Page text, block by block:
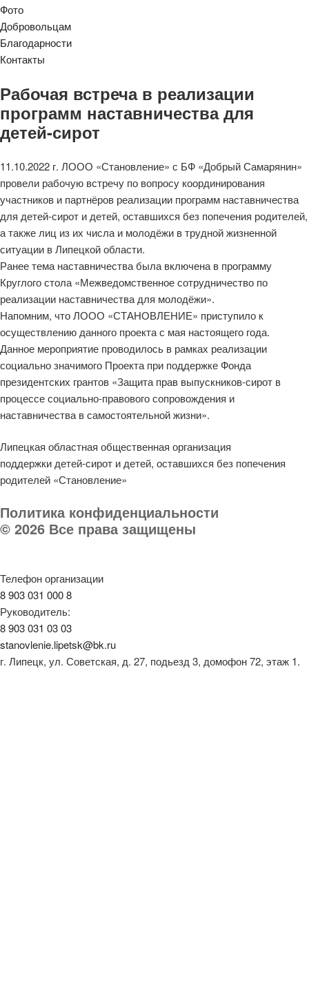
Фото
Добровольцам
Благодарности
Контакты
Рабочая встреча в реализации
программ наставничества для
детей-сирот
11.10.2022 г. ЛООО «Становление» с БФ «Добрый Самарянин»
провели рабочую встречу по вопросу координирования
участников и партнёров реализации программ наставничества
для детей-сирот и детей, оставшихся без попечения родителей,
а также лиц из их числа и молодёжи в трудной жизненной
ситуации в Липецкой области.
Ранее тема наставничества была включена в программу
Круглого стола «Межведомственное сотрудничество по
реализации наставничества для молодёжи».
Напомним, что ЛООО «СТАНОВЛЕНИЕ» приступило к
осуществлению данного проекта с мая настоящего года.
Данное мероприятие проводилось в рамках реализации
социально значимого Проекта при поддержке Фонда
президентских грантов «Защита прав выпускников-сирот в
процессе социально-правового сопровождения и
наставничества в самостоятельной жизни».
Липецкая областная общественная организация
поддержки детей-сирот и детей, оставшихся без попечения
родителей «Становление»
Политика конфиденциальности
© 2026 Все права защищены
Телефон организации
8 903 031 000 8
Руководитель:
8 903 031 03 03
stanovlenie.lipetsk@bk.ru
г. Липецк, ул. Советская, д. 27, подьезд 3, домофон 72, этаж 1.